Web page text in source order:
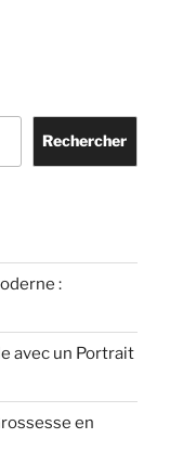
Rechercher
:
avec un Portrait
en